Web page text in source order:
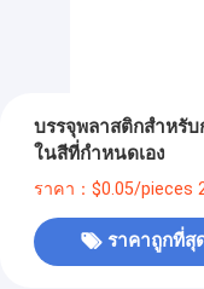
บรรจุพลาสติกสําหรั
ในสีที่กําหนดเอง
ราคา：$0.05/pieces
ราคาถูกที่สุ